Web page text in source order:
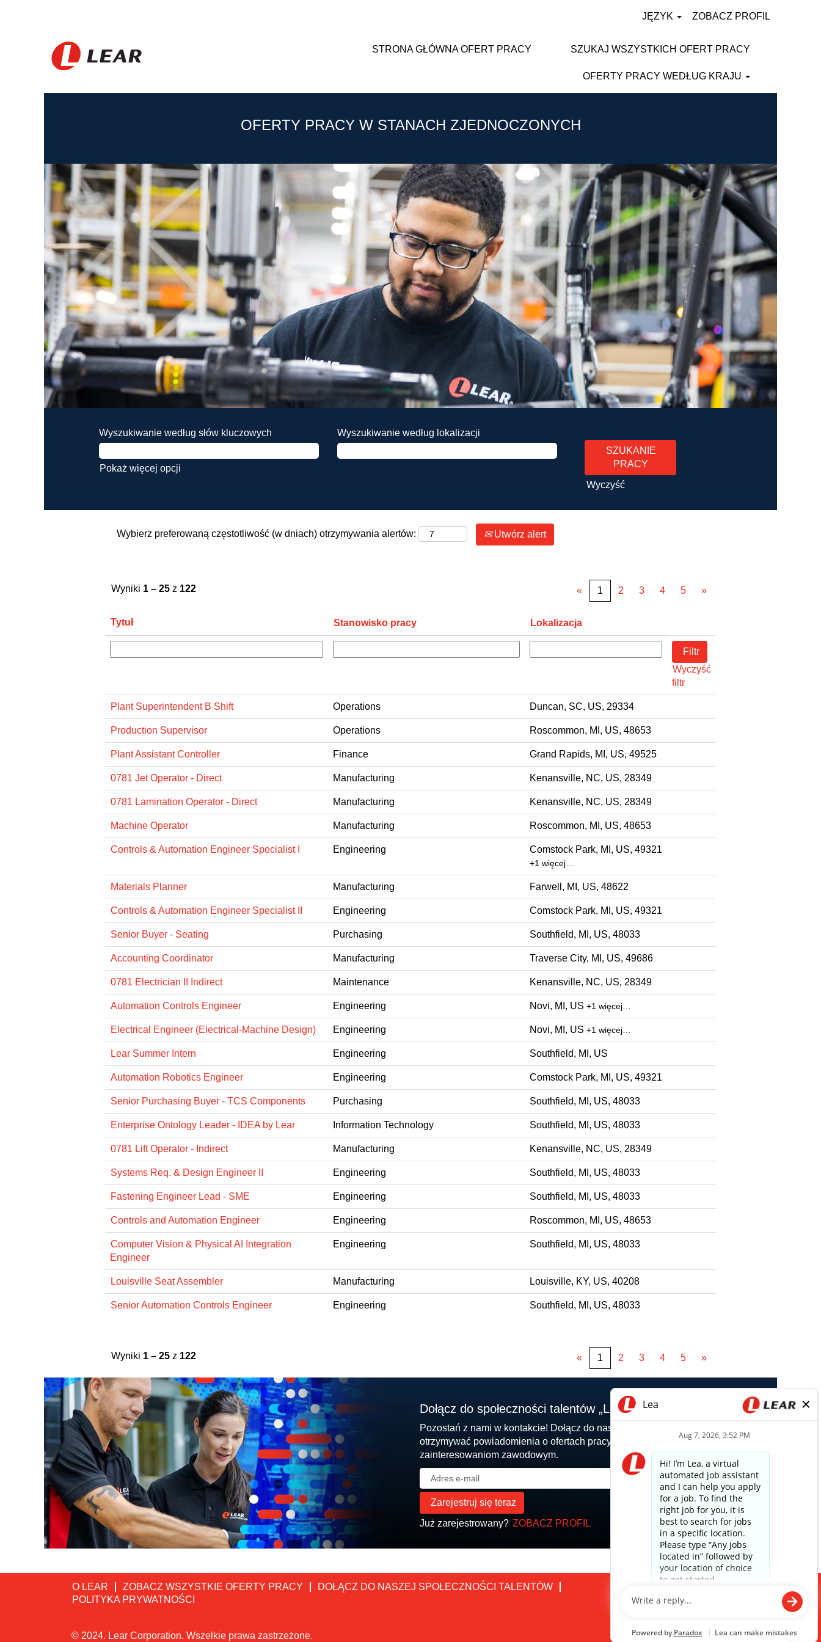
JĘZYK ZOBACZ PROFIL
STRONA GŁÓWNA OFERT PRACY SZUKAJ WSZYSTKICH OFERT PRACY
OFERTY PRACY WEDŁUG KRAJU
OFERTY PRACY W STANACH ZJEDNOCZONYCH
Wyszukiwanie według słów kluczowych Wyszukiwanie według lokalizacji
Pokaż więcej opcji
Wyczyść
Wybierz preferowaną częstotliwość (w dniach) otrzymywania alertów: Utwórz alert
Wyniki 1 – 25 z 122 « 1 2 3 4 5 »
Tytuł Stanowisko pracy Lokalizacja
Wyczyść
filtr
Plant Superintendent B Shift Operations Duncan, SC, US, 29334
Production Supervisor Operations Roscommon, MI, US, 48653
Plant Assistant Controller Finance Grand Rapids, MI, US, 49525
0781 Jet Operator - Direct Manufacturing Kenansville, NC, US, 28349
0781 Lamination Operator - Direct Manufacturing Kenansville, NC, US, 28349
Machine Operator Manufacturing Roscommon, MI, US, 48653
Controls & Automation Engineer Specialist I Engineering Comstock Park, MI, US, 49321
+1 więcej…
Materials Planner Manufacturing Farwell, MI, US, 48622
Controls & Automation Engineer Specialist II Engineering Comstock Park, MI, US, 49321
Senior Buyer - Seating Purchasing Southfield, MI, US, 48033
Accounting Coordinator Manufacturing Traverse City, MI, US, 49686
0781 Electrician II Indirect Maintenance Kenansville, NC, US, 28349
Automation Controls Engineer Engineering Novi, MI, US +1 więcej…
Electrical Engineer (Electrical-Machine Design) Engineering Novi, MI, US +1 więcej…
Lear Summer Intern Engineering Southfield, MI, US
Automation Robotics Engineer Engineering Comstock Park, MI, US, 49321
Senior Purchasing Buyer - TCS Components Purchasing Southfield, MI, US, 48033
Enterprise Ontology Leader - IDEA by Lear Information Technology Southfield, MI, US, 48033
0781 Lift Operator - Indirect Manufacturing Kenansville, NC, US, 28349
Systems Req. & Design Engineer II Engineering Southfield, MI, US, 48033
Fastening Engineer Lead - SME Engineering Southfield, MI, US, 48033
Controls and Automation Engineer Engineering Roscommon, MI, US, 48653
Computer Vision & Physical AI Integration
Engineer
Engineering Southfield, MI, US, 48033
Louisville Seat Assembler Manufacturing Louisville, KY, US, 40208
Senior Automation Controls Engineer Engineering Southfield, MI, US, 48033
Wyniki 1 – 25 z 122 « 1 2 3 4 5 »
Dołącz do społeczności talentów „Lear For You”
Pozostań z nami w kontakcie! Dołącz do naszej społeczności talentów, aby
otrzymywać powiadomienia o ofertach pracy odpowiadających Twoim
zainteresowaniom zawodowym.
Już zarejestrowany? ZOBACZ PROFIL
O LEAR ZOBACZ WSZYSTKIE OFERTY PRACY
DOŁĄCZ DO NASZEJ SPOŁECZNOŚCI TALENTÓW
POLITYKA PRYWATNOŚCI
© 2024. Lear Corporation. Wszelkie prawa zastrzeżone.